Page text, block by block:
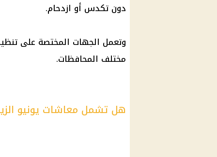
دون تكدس أو ازدحام.
وتعمل الجهات المختصة على
مختلف المحافظات.
هل تشمل معاشات يونيو